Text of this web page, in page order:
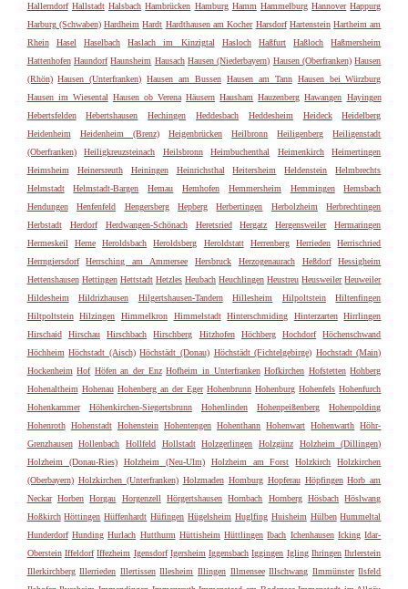
Hallerndorf Hallstadt Halsbach Hambrücken Hamburg Hamm Hammelburg Hannover Happurg
Harburg (Schwaben) Hardheim Hardt Hardthausen am Kocher Harsdorf Hartenstein Hartheim am
Rhein
Hasel Haselbach Haslach im Kinzigtal Hasloch Haßfurt Haßloch
Haßmersheim
Hattenhofen Haundorf Haunsheim Hausach Hausen (Niederbayern) Hausen (Oberfranken) Hausen
(Rhön) Hausen (Unterfranken) Hausen am Bussen Hausen am Tann Hausen bei Würzburg
Hausen im Wiesental Hausen ob Verena Häusern Hausham Hauzenberg Hawangen Hayingen
Hebertsfelden
Hebertshausen Hechingen Heddesbach Heddesheim Heideck
Heidelberg
Heidenheim
Heidenheim (Brenz) Heigenbrücken Heilbronn Heiligenberg
Heiligenstadt
(Oberfranken)
Heiligkreuzsteinach Heilsbronn Heimbuchenthal Heimenkirch
Heimertingen
Heimsheim
Heinersreuth Heiningen Heinrichsthal Heitersheim Heldenstein
Helmbrechts
Helmstadt
Helmstadt-Bargen Hemau Hemhofen Hemmersheim Hemmingen
Hemsbach
Hendungen
Henfenfeld Hengersberg Hepberg Herbertingen Herbolzheim
Herbrechtingen
Herbstadt
Herdorf Herdwangen-Schönach Heretsried Hergatz Hergensweiler
Hermaringen
Hermeskeil
Herne Heroldsbach Heroldsberg Heroldstatt Herrenberg Herrieden
Herrischried
Herrngiersdorf
Herrsching am Ammersee Hersbruck Herzogenaurach Heßdorf
Hessigheim
Hettenshausen Hettingen Hettstadt Hetzles Heubach Heuchlingen Heustreu Heusweiler Heuweiler
Hildesheim
Hildrizhausen Hilgertshausen-Tandern Hillesheim Hilpoltstein
Hiltenfingen
Hiltpoltstein
Hilzingen Himmelkron Himmelstadt Hinterschmiding Hinterzarten
Hirrlingen
Hirschaid
Hirschau Hirschbach Hirschberg Hitzhofen Höchberg Hochdorf
Höchenschwand
Höchheim Höchstadt (Aisch) Höchstädt (Donau) Höchstädt (Fichtelgebirge) Hochstadt (Main)
Hockenheim Hof Höfen an der Enz Hofheim in Unterfranken Hofkirchen Hofstetten Hohberg
Hohenaltheim Hohenau Hohenberg an der Eger Hohenbrunn Hohenburg Hohenfels Hohenfurch
Hohenkammer
Höhenkirchen-Siegertsbrunn Hohenlinden Hohenpeißenberg
Hohenpolding
Hohenroth Hohenstadt Hohenstein Hohentengen Hohenthann Hohenwart Hohenwarth Höhr-
Grenzhausen
Hollenbach Hollfeld Hollstadt Holzgerlingen Holzgünz
Holzheim (Dillingen)
Holzheim (Donau-Ries)
Holzheim (Neu-Ulm) Holzheim am Forst Holzkirch
Holzkirchen
(Oberbayern) Holzkirchen (Unterfranken) Holzmaden Homburg Hopferau Höpfingen Horb am
Neckar Horben Horgau Horgenzell Hörgertshausen Hornbach Hornberg Hösbach Höslwang
Hoßkirch Höttingen Hüffenhardt Hüfingen Hügelsheim Huglfing Huisheim Hülben Hummeltal
Hunderdorf Hunding Hurlach Hutthurm Hüttisheim Hüttlingen Ibach Ichenhausen Icking Idar-
Oberstein Iffeldorf Iffezheim Igensdorf Igersheim Iggensbach Iggingen Igling Ihringen Ihrlerstein
Illerkirchberg Illerrieden Illertissen Illesheim Illingen Illmensee Illschwang Ilmmünster Ilsfeld